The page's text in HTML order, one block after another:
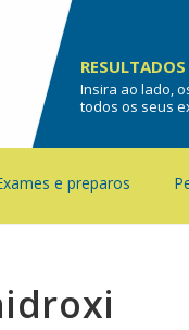
Insira ao lado,
todos os seus
e preparos